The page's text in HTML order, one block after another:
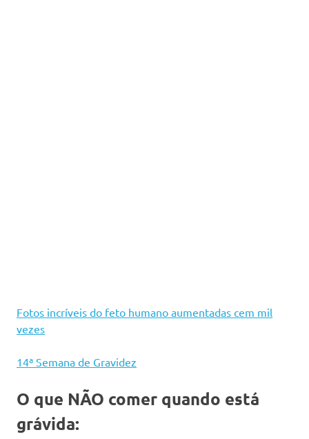
Fotos incríveis do feto humano aumentadas cem mil
vezes
14ª Semana de Gravidez
O que NÃO comer quando está
grávida: